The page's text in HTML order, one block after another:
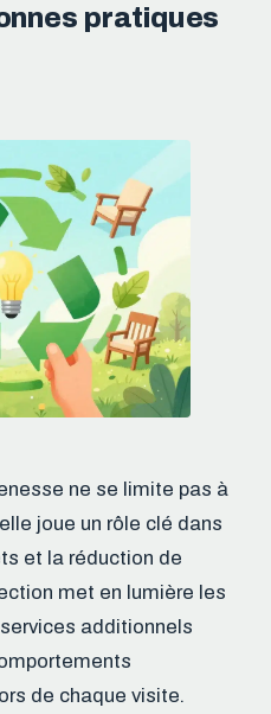
pratiques
ne se limite pas à
joue un rôle clé dans
et la réduction de
met en lumière les
additionnels
de chaque visite.